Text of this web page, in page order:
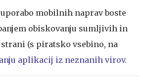
mobilnih naprav boste
obiskovanju sumljivih in
(s piratsko vsebino, na
aplikacij iz neznanih virov.